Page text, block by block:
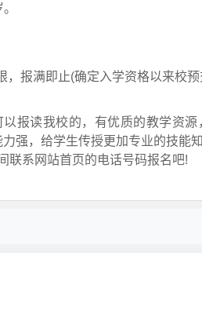
报满即止(确定入学资格以来校预
报读我校的，有优质的教学资源
强，给学生传授更加专业的技能
联系网站首页的电话号码报名吧!